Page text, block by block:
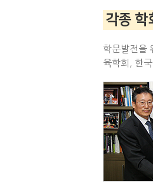
각종 학
학문발전을
육학회, 한